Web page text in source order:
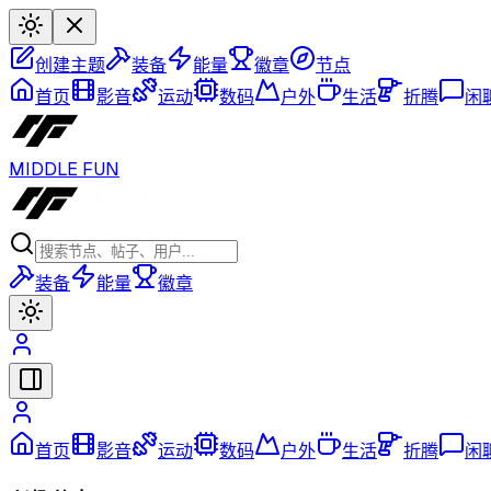
创建主题 装备 能量 徽章
节点
首页
影音 运动 数码 户外 生活 折腾 闲
MIDDLE FUN
装备 能量 徽章
首页 影音 运动 数码 户外 生活 折腾 闲